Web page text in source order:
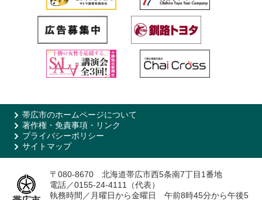
帯広市のホームページについて
著作権・免責事項・リンク
プライバシーポリシー
サイトマップ
〒080-8670 北海道帯広市西5条南7丁目1番地
電話／0155-24-4111（代表）
執務時間／月曜日から金曜日 午前8時45分から午後5